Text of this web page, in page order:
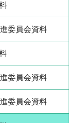
委員会資料
委員会資料
委員会資料